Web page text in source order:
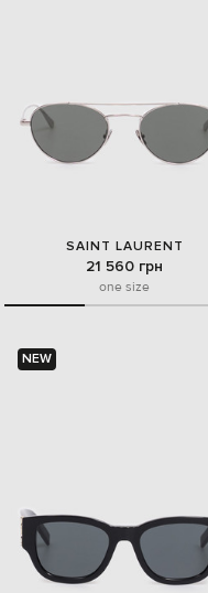
SAINT LAURENT
21 560 грн
one size
NEW